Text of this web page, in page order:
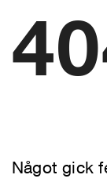
Något gick